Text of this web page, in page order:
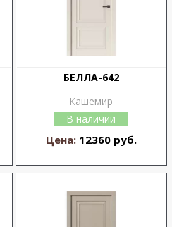
БЕЛЛА-642
Кашемир
В наличии
Цена: 12360 руб.